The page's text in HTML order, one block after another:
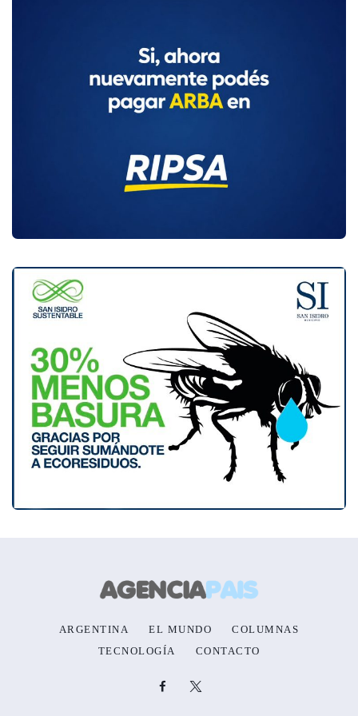
ARGENTINA EL MUNDO
COLUMNAS
TECNOLOGÍA
CONTACTO